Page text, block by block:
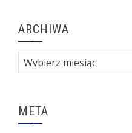
ARCHIWA
Archiwa
META